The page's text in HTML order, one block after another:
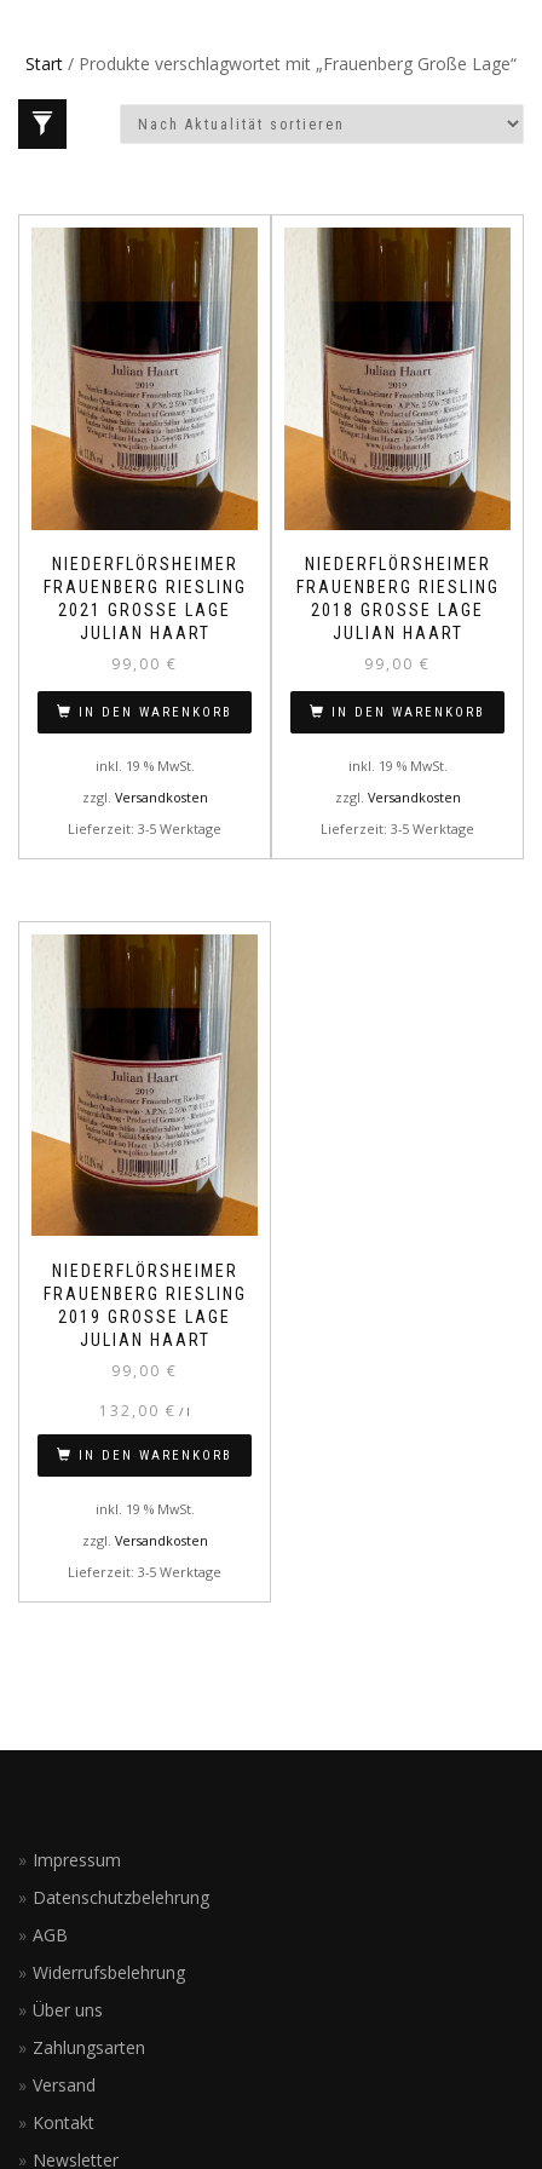
Start / Produkte verschlagwortet mit „Frauenberg Große Lage“
NIEDERFLÖRSHEIMER
FRAUENBERG RIESLING
2021 GROSSE LAGE
JULIAN HAART
99,00 €
IN DEN WARENKORB
inkl. 19 % MwSt.
zzgl. Versandkosten
Lieferzeit: 3-5 Werktage
NIEDERFLÖRSHEIMER
FRAUENBERG RIESLING
2018 GROSSE LAGE
JULIAN HAART
99,00 €
IN DEN WARENKORB
inkl. 19 % MwSt.
zzgl. Versandkosten
Lieferzeit: 3-5 Werktage
NIEDERFLÖRSHEIMER
FRAUENBERG RIESLING
2019 GROSSE LAGE
JULIAN HAART
99,00 €
132,00 € / l
IN DEN WARENKORB
inkl. 19 % MwSt.
zzgl. Versandkosten
Lieferzeit: 3-5 Werktage
Impressum
Datenschutzbelehrung
AGB
Widerrufsbelehrung
Über uns
Zahlungsarten
Versand
Kontakt
Newsletter